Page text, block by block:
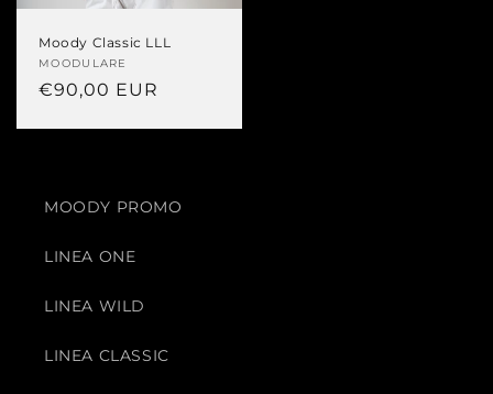
Moody Classic LLL
Produttore:
MOODULARE
Prezzo
€90,00 EUR
MOODY PROMO
LINEA ONE
LINEA WILD
LINEA CLASSIC